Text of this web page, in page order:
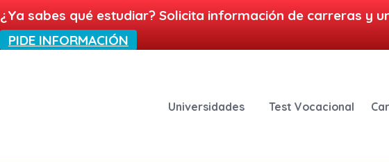
¿Ya sabes qué estudiar? Solicita información de carreras y
PIDE INFORMACIÓN
Universidades Test Vocacional